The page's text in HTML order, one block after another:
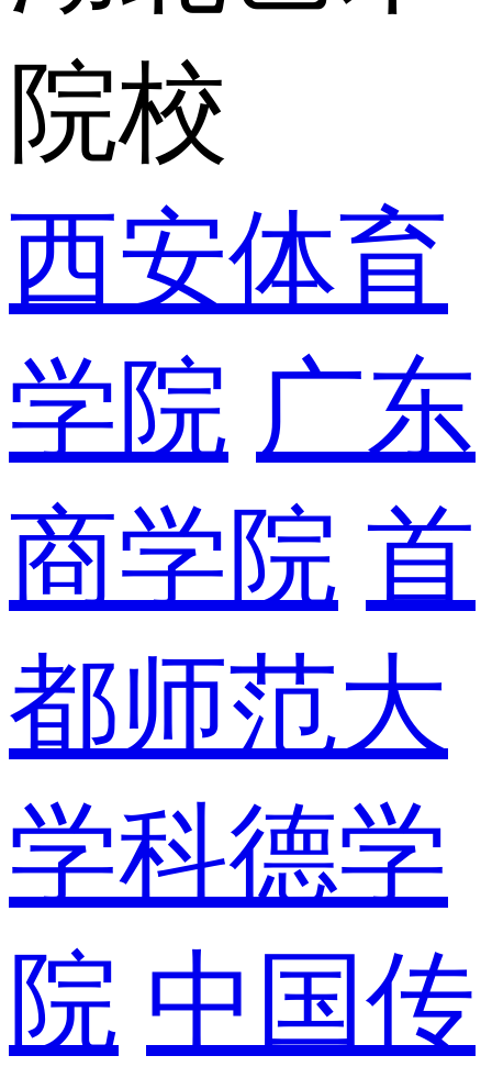
院校
西安体育
学院 广东
商学院 首
都师范大
学科德学
院 中国传